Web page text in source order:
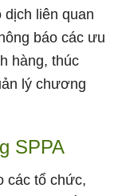
dịch liên quan
báo các ưu
hàng, thúc
lý chương
SPPA
các tổ chức,